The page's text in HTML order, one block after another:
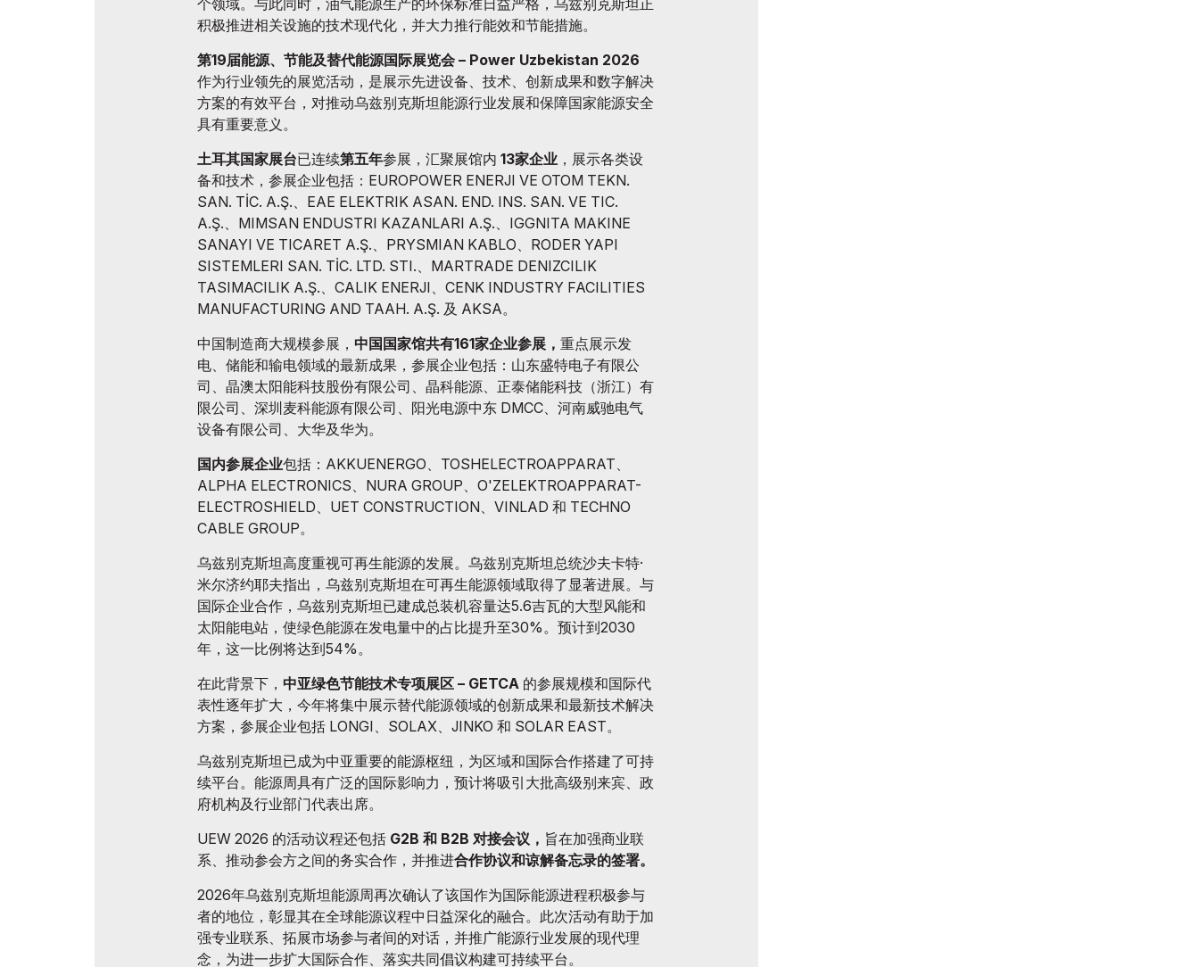
个领域。与此同时，油气能源生产的环保标准日益严格，乌兹别克斯坦正
积极推进相关设施的技术现代化，并大力推行能效和节能措施。
第19届能源、节能及替代能源国际展览会 – Power Uzbekistan 2026
作为行业领先的展览活动，是展示先进设备、技术、创新成果和数字解决
方案的有效平台，对推动乌兹别克斯坦能源行业发展和保障国家能源安全
具有重要意义。
土耳其国家展台已连续第五年参展，汇聚展馆内 13家企业 ，展示各类设
备和技术，参展企业包括：EUROPOWER ENERJI VE OTOM TEKN.
SAN. TİC. A.Ş.、EAE ELEKTRIK ASAN. END. INS. SAN. VE TIC.
A.Ş.、MIMSAN ENDUSTRI KAZANLARI A.Ş.、IGGNITA MAKINE
SANAYI VE TICARET A.Ş.、PRYSMIAN KABLO、RODER YAPI
SISTEMLERI SAN. TİC. LTD. STI.、MARTRADE DENIZCILIK
TASIMACILIK A.Ş.、CALIK ENERJI、CENK INDUSTRY FACILITIES
MANUFACTURING AND TAAH. A.Ş. 及 AKSA。
中国制造商大规模参展， 中国国家馆共有161家企业参展， 重点展示发
电、储能和输电领域的最新成果，参展企业包括：山东盛特电子有限公
司、晶澳太阳能科技股份有限公司、晶科能源、正泰储能科技（浙江）有
限公司、深圳麦科能源有限公司、阳光电源中东 DMCC、河南威驰电气
设备有限公司、大华及华为。
国内参展企业包括：AKKUENERGO、TOSHELECTROAPPARAT、
ALPHA ELECTRONICS、NURA GROUP、O'ZELEKTROAPPARAT-
ELECTROSHIELD、UET CONSTRUCTION、VINLAD 和 TECHNO
CABLE GROUP。
乌兹别克斯坦高度重视可再生能源的发展。乌兹别克斯坦总统沙夫卡特·
米尔济约耶夫指出，乌兹别克斯坦在可再生能源领域取得了显著进展。与
国际企业合作，乌兹别克斯坦已建成总装机容量达5.6吉瓦的大型风能和
太阳能电站，使绿色能源在发电量中的占比提升至30%。预计到2030
年，这一比例将达到54%。
在此背景下， 中亚绿色节能技术专项展区 – GETCA 的参展规模和国际代
表性逐年扩大，今年将集中展示替代能源领域的创新成果和最新技术解决
方案，参展企业包括 LONGI、SOLAX、JINKO 和 SOLAR EAST。
乌兹别克斯坦已成为中亚重要的能源枢纽，为区域和国际合作搭建了可持
续平台。能源周具有广泛的国际影响力，预计将吸引大批高级别来宾、政
府机构及行业部门代表出席。
UEW 2026 的活动议程还包括 G2B 和 B2B 对接会议， 旨在加强商业联
系、推动参会方之间的务实合作，并推进合作协议和谅解备忘录的签署。
2026年乌兹别克斯坦能源周再次确认了该国作为国际能源进程积极参与
者的地位，彰显其在全球能源议程中日益深化的融合。此次活动有助于加
强专业联系、拓展市场参与者间的对话，并推广能源行业发展的现代理
念，为进一步扩大国际合作、落实共同倡议构建可持续平台。